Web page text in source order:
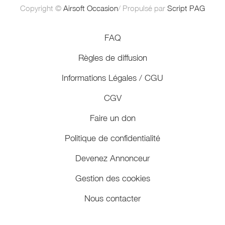
Copyright © Airsoft Occasion/ Propulsé par Script PAG
FAQ
Règles de diffusion
Informations Légales / CGU
CGV
Faire un don
Politique de confidentialité
Devenez Annonceur
Gestion des cookies
Nous contacter